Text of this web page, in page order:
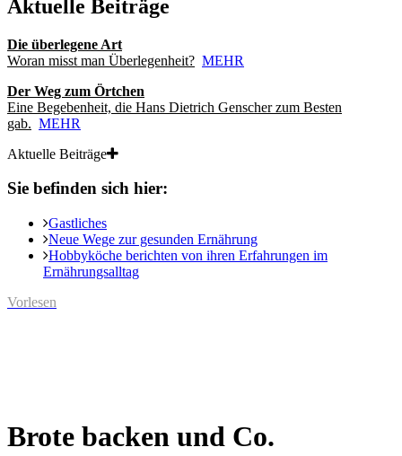
Aktuelle Beiträge
Die überlegene Art
Woran misst man Überlegenheit? MEHR
Der Weg zum Örtchen
Eine Begebenheit, die Hans Dietrich Genscher zum Besten
gab. MEHR
Aktuelle Beiträge
Sie befinden sich hier:
Gastliches
Neue Wege zur gesunden Ernährung
Hobbyköche berichten von ihren Erfahrungen im
Ernährungsalltag
Vorlesen
Brote backen und Co.